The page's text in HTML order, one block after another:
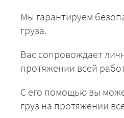
Мы гарантируем
груза.
Вас сопровождает
протяжении всей
С его помощью вы
груз на протяжении